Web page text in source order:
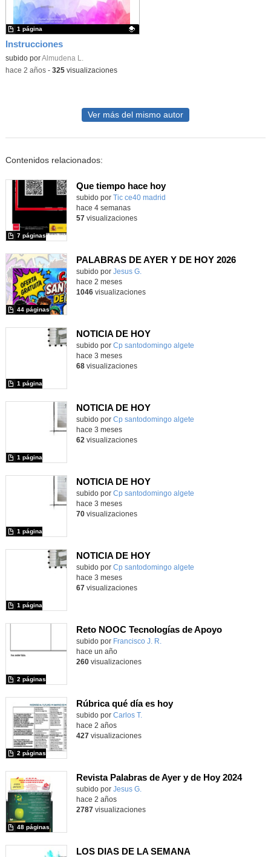
Instrucciones
Contenido educativo.
subido porAlmudena L.
1 página
-hace 2 años- 325visualizaciones
Ver más del mismo autor
Contenidos relacionados:
Que tiempo hace hoy
subido por Tic ce40 madrid
7 páginas
hace 4 semanas
57visualizaciones
PALABRAS DE AYER Y DE HOY 2026
Contenido educativo.
subido por Jesus G.
44 páginas
hace 2 meses
1046visualizaciones
NOTICIA DE HOY
Contenido educativo.
subido por Cp santodomingo algete
1 página
hace 3 meses
68visualizaciones
NOTICIA DE HOY
Contenido educativo.
subido por Cp santodomingo algete
1 página
hace 3 meses
62 visualizaciones
NOTICIA DE HOY
Contenido educativo.
subido por Cp santodomingo algete
1 página
hace 3 meses
70visualizaciones
NOTICIA DE HOY
Contenido educativo.
subido por Cp santodomingo algete
1 página
hace 3 meses
67visualizaciones
Reto NOOC Tecnologías de Apoyo
subido por Francisco J. R.
2 páginas
hace un año
260visualizaciones
Rúbrica qué día es hoy
Contenido educativo.
subido por Carlos T.
2 páginas
hace 2 años
427visualizaciones
Revista Palabras de Ayer y de Hoy 2024
Contenido educativo.
subido por Jesus G.
48 páginas
hace 2 años
2787visualizaciones
LOS DIAS DE LA SEMANA